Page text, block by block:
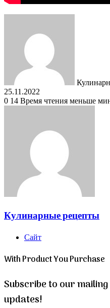
25.11.2022
0 14 Время чтения меньше
Кулинарные рецепты
Сайт
With Product You Purchase
Subscribe to our
updates!